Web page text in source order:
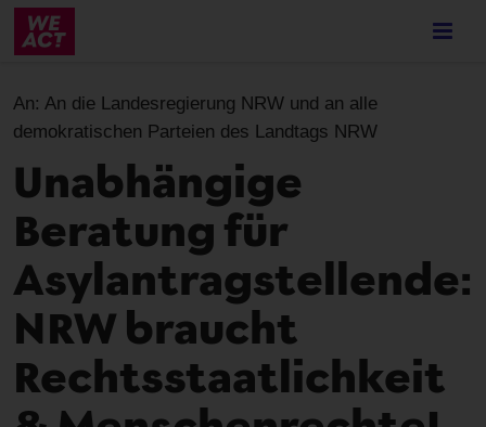
Skip
content
An: An die Landesregierung NRW und an alle
demokratischen Parteien des Landtags NRW
Unabhängige
Beratung für
Asylantragstellende:
NRW braucht
Rechtsstaatlichkeit